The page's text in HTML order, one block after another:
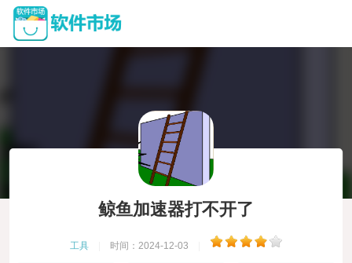
鲸鱼加速器打不开了
工具 时间：2024-12-03